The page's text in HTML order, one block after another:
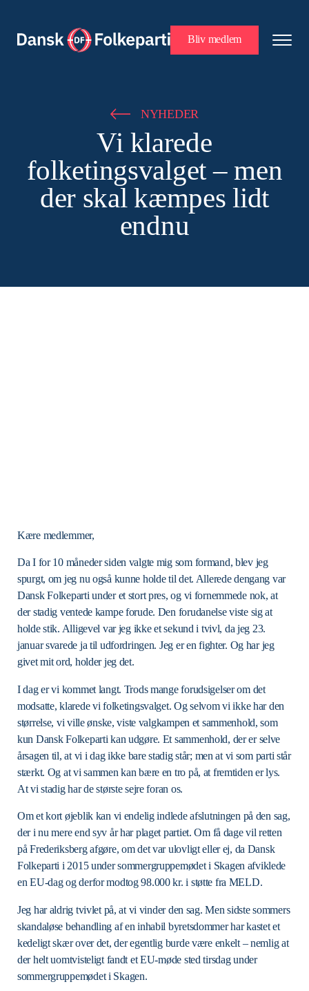
Bliv medlem
NYHEDER
Vi klarede
folketingsvalget – men
der skal kæmpes lidt
endnu
Kære medlemmer,
Da I for 10 måneder siden valgte mig som formand, blev jeg
spurgt, om jeg nu også kunne holde til det. Allerede dengang var
Dansk Folkeparti under et stort pres, og vi fornemmede nok, at
der stadig ventede kampe forude. Den forudanelse viste sig at
holde stik. Alligevel var jeg ikke et sekund i tvivl, da jeg 23.
januar svarede ja til udfordringen. Jeg er en fighter. Og har jeg
givet mit ord, holder jeg det.
I dag er vi kommet langt. Trods mange forudsigelser om det
modsatte, klarede vi folketingsvalget. Og selvom vi ikke har den
størrelse, vi ville ønske, viste valgkampen et sammenhold, som
kun Dansk Folkeparti kan udgøre. Et sammenhold, der er selve
årsagen til, at vi i dag ikke bare stadig står; men at vi som parti står
stærkt. Og at vi sammen kan bære en tro på, at fremtiden er lys.
At vi stadig har de største sejre foran os.
Om et kort øjeblik kan vi endelig indlede afslutningen på den sag,
der i nu mere end syv år har plaget partiet. Om få dage vil retten
på Frederiksberg afgøre, om det var ulovligt eller ej, da Dansk
Folkeparti i 2015 under sommergruppemødet i Skagen afviklede
en EU-dag og derfor modtog 98.000 kr. i støtte fra MELD.
Jeg har aldrig tvivlet på, at vi vinder den sag. Men sidste sommers
skandaløse behandling af en inhabil byretsdommer har kastet et
kedeligt skær over det, der egentlig burde være enkelt – nemlig at
der helt uomtvisteligt fandt et EU-møde sted tirsdag under
sommergruppemødet i Skagen.